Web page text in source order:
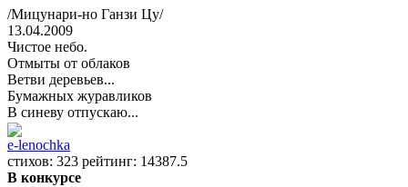
/Мицунари-но Ганзи Цу/
13.04.2009
Чистое небо.
Отмыты от облаков
Ветви деревьев...
Бумажных журавликов
В синеву отпускаю...
e-lenochka
cтихов: 323 рейтинг: 14387.5
В конкурсе